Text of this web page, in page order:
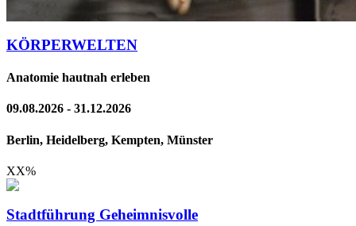
KÖRPERWELTEN
Anatomie hautnah erleben
09.08.2026 - 31.12.2026
Berlin, Heidelberg, Kempten, Münster
XX%
Stadtführung Geheimnisvolle